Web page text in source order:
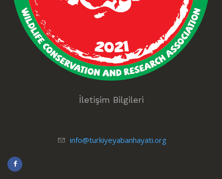
İletişim Bilgileri
info@turkiyeyabanhayati.org